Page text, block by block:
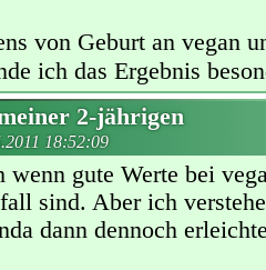
von Geburt an vegan
ich das Ergebnis
2-jährigen
18:52:09
wenn gute Werte bei
sind. Aber ich
dann dennoch